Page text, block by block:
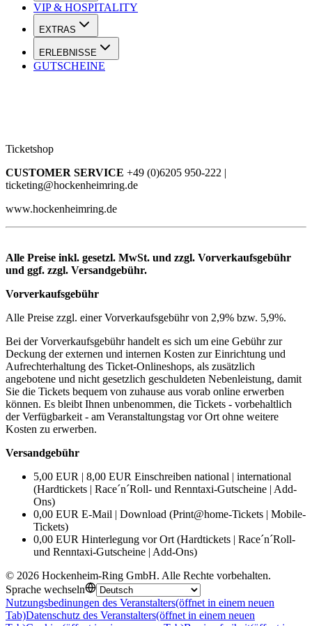
VIP & HOSPITALITY
EXTRAS
ERLEBNISSE
GUTSCHEINE
Ticketshop
CUSTOMER SERVICE +49 (0)6205 950-222 |
ticketing@hockenheimring.de
www.hockenheimring.de
Alle Preise inkl. gesetzl. MwSt. und zzgl. Vorverkaufsgebühr
und ggf. zzgl. Versandgebühr.
Vorverkaufsgebühr
Alle Preise zzgl. einer Vorverkaufsgebühr von 2,9% bzw. 5,9%.
Bei der Vorverkaufsgebühr handelt es sich um eine Gebühr zur
Deckung der externen und internen Kosten zur Einrichtung und
Aufrechterhaltung des Ticket-Onlineshops, als zusätzlich
angebotene und nicht gesetzlich geschuldeten Nebenleistung, damit
Sie die Tickets bequem von zuhause aus vorab online erwerben
können. Es bleibt Ihnen unbenommen, die Tickets - vorbehaltlich
der Verfügbarkeit - am Veranstaltungstag vor Ort ohne weitere
Kosten zu erwerben.
Versandgebühr
5,00 EUR | 8,00 EUR Einschreiben national | international
(Hardtickets | Race´n´Roll- und Renntaxi-Gutscheine | Add-
Ons)
0,00 EUR E-Mail | Download (Print@home-Tickets | Mobile-
Tickets)
0,00 EUR Hinterlegung vor Ort (Hardtickets | Race´n´Roll-
und Renntaxi-Gutscheine | Add-Ons)
© 2026 Hockenheim-Ring GmbH. Alle Rechte vorbehalten.
Sprache wechseln
Nutzungsbedinungen des Veranstalters(öffnet in einem neuen
Tab)Datenschutz des Veranstalters(öffnet in einem neuen